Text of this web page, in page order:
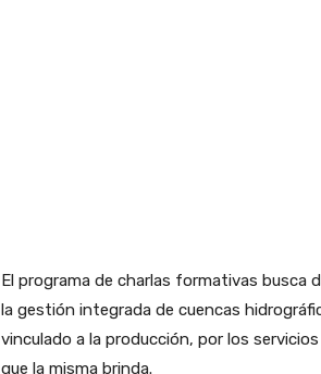
El programa de charlas formativas busca
la gestión integrada de cuencas
vinculado a la producción, por los
que la misma brinda.